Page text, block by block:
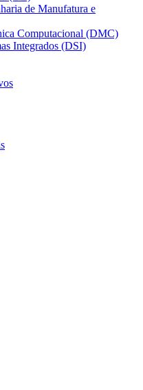
de Manufatura e
Computacional (DMC)
Integrados (DSI)